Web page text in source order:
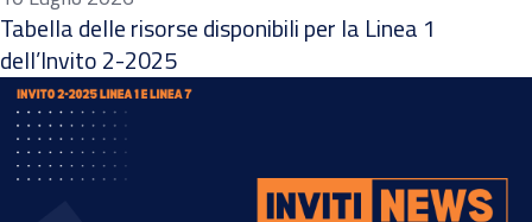
Tabella delle risorse disponibili per la Linea 1
dell’Invito 2-2025